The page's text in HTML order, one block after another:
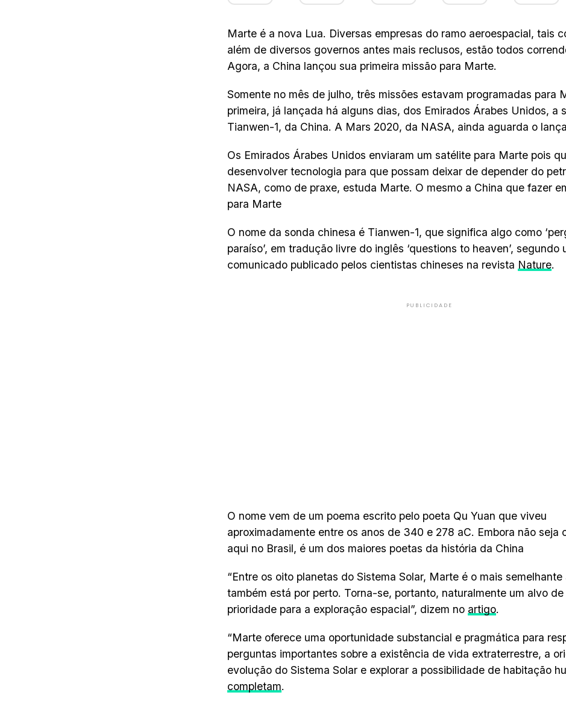
Marte é a nova Lua. Diversas empresas do ramo aeroespacial, tais
além de diversos governos antes mais reclusos, estão todos
Agora, a China lançou sua primeira missão para Marte.
Somente no mês de julho, três missões estavam programadas para
primeira, já lançada há alguns dias, dos Emirados Árabes Unidos, a
Tianwen-1, da China. A Mars 2020, da NASA, ainda aguarda o
Os Emirados Árabes Unidos enviaram um satélite para Marte pois
desenvolver tecnologia para que possam deixar de depender do
NASA, como de praxe, estuda Marte. O mesmo a China que fazer
para Marte
O nome da sonda chinesa é Tianwen-1, que significa algo como
paraíso’, em tradução livre do inglês ‘questions to heaven’, segundo
comunicado publicado pelos cientistas chineses na revista Nature.
PUBLICIDADE
O nome vem de um poema escrito pelo poeta Qu Yuan que viveu
aproximadamente entre os anos de 340 e 278 aC. Embora não seja
aqui no Brasil, é um dos maiores poetas da história da China
“Entre os oito planetas do Sistema Solar, Marte é o mais semelhante
também está por perto. Torna-se, portanto, naturalmente um alvo de
prioridade para a exploração espacial”, dizem no artigo.
“Marte oferece uma oportunidade substancial e pragmática para
perguntas importantes sobre a existência de vida extraterrestre, a
evolução do Sistema Solar e explorar a possibilidade de habitação
completam.